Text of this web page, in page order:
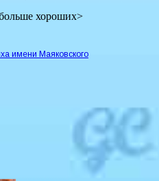
хороших>
имени Маяковского